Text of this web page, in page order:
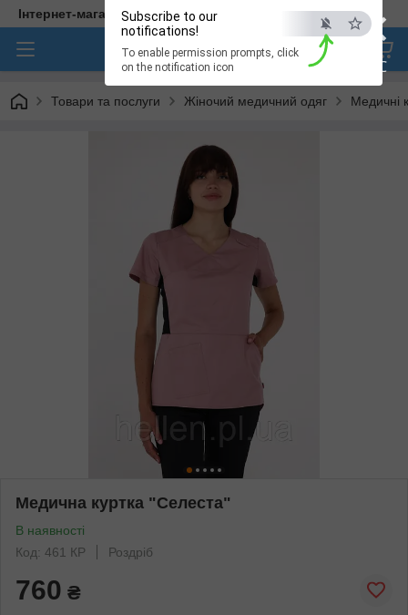
×
ESC
Subscribe to our
notifications!
To enable permission prompts, click
on the notification icon
Інтернет-магазин медичного одягу "Hellen"
Товари та послуги Жіночий медичний одяг Медичні
Медична куртка "Селеста"
В наявності
Код: 461 КР
Роздріб
760 ₴